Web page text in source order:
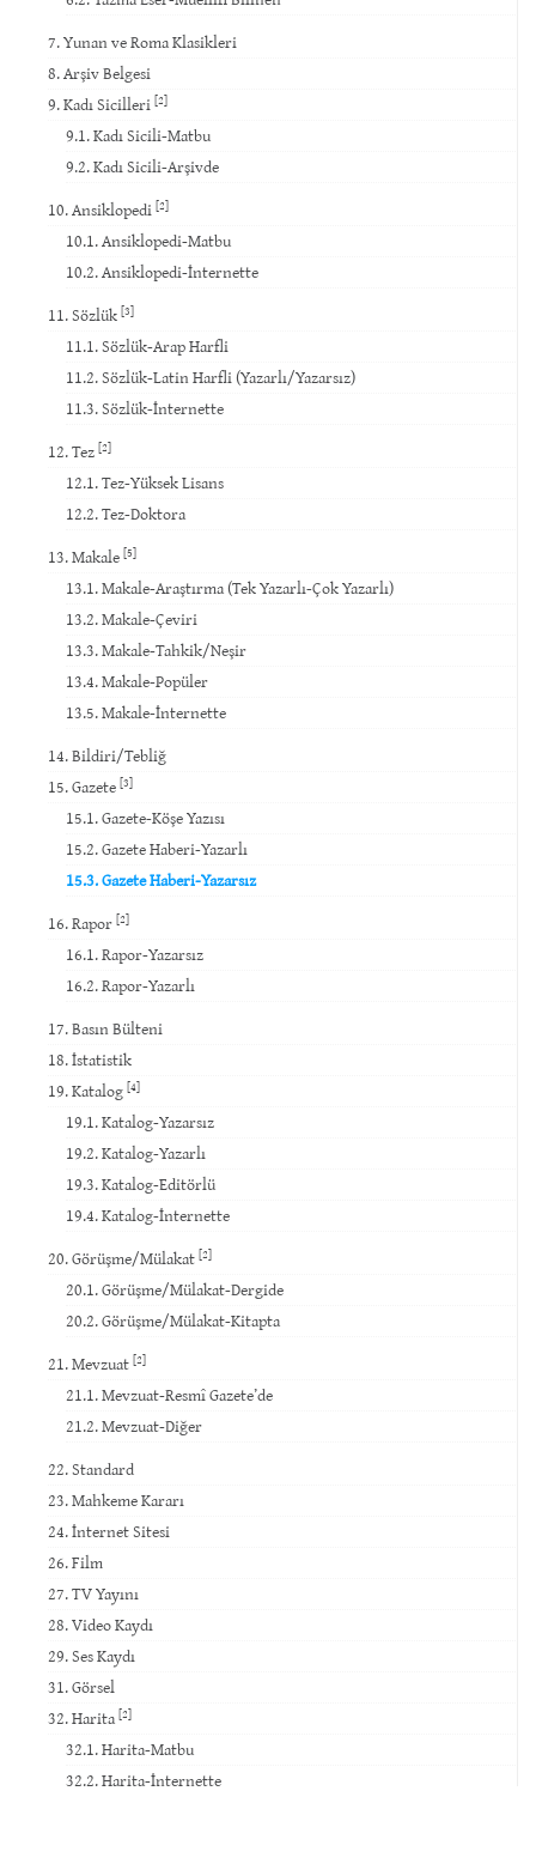
7. Yunan ve Roma Klasikleri
8. Arşiv Belgesi
9. Kadı Sicilleri [2]
9.1. Kadı Sicili-Matbu
9.2. Kadı Sicili-Arşivde
10. Ansiklopedi [2]
10.1. Ansiklopedi-Matbu
10.2. Ansiklopedi-İnternette
11. Sözlük [3]
11.1. Sözlük-Arap Harfli
11.2. Sözlük-Latin Harfli (Yazarlı/Yazarsız)
11.3. Sözlük-İnternette
12. Tez [2]
12.1. Tez-Yüksek Lisans
12.2. Tez-Doktora
13. Makale [5]
13.1. Makale-Araştırma (Tek Yazarlı-Çok Yazarlı)
13.2. Makale-Çeviri
13.3. Makale-Tahkik/Neşir
13.4. Makale-Popüler
13.5. Makale-İnternette
14. Bildiri/Tebliğ
15. Gazete [3]
15.1. Gazete-Köşe Yazısı
15.2. Gazete Haberi-Yazarlı
15.3. Gazete Haberi-Yazarsız
16. Rapor [2]
16.1. Rapor-Yazarsız
16.2. Rapor-Yazarlı
17. Basın Bülteni
18. İstatistik
19. Katalog [4]
19.1. Katalog-Yazarsız
19.2. Katalog-Yazarlı
19.3. Katalog-Editörlü
19.4. Katalog-İnternette
20. Görüşme/Mülakat [2]
20.1. Görüşme/Mülakat-Dergide
20.2. Görüşme/Mülakat-Kitapta
21. Mevzuat [2]
21.1. Mevzuat-Resmî Gazete’de
21.2. Mevzuat-Diğer
22. Standard
23. Mahkeme Kararı
24. İnternet Sitesi
26. Film
27. TV Yayını
28. Video Kaydı
29. Ses Kaydı
31. Görsel
32. Harita [2]
32.1. Harita-Matbu
32.2. Harita-İnternette